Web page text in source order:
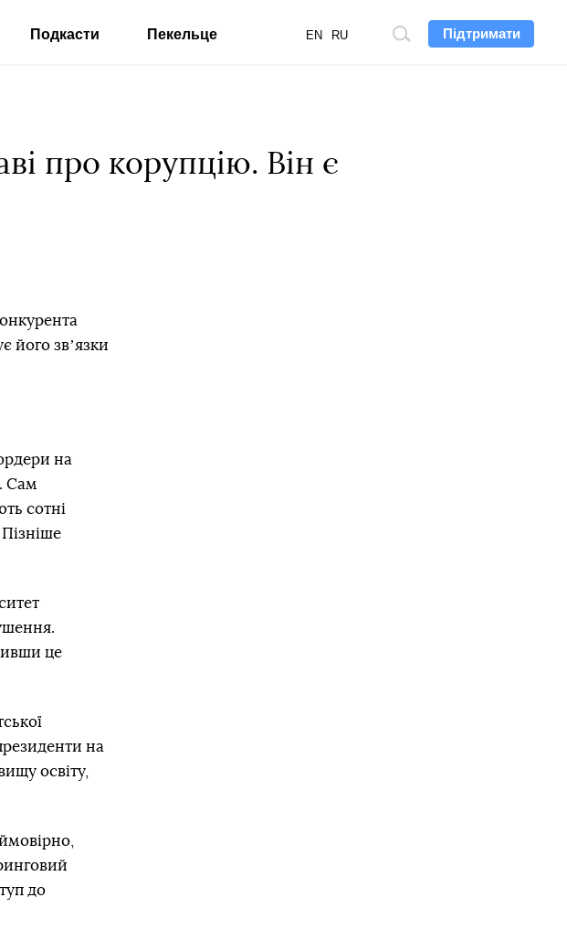
Підтримати
Пошук
EN RU
Подкасти Пекельце
про корупцію. Він є
його звʼязки
на
Сам
сотні
це
на
освіту,
до